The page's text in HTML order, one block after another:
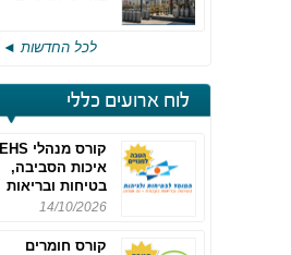
לכל החדשות ◄
לוח ארועים כללי
קורס מנהלי EHS
איכות הסביבה,
בטיחות ובריאות
תעסוקתית
14/10/2026
קורס חומרים